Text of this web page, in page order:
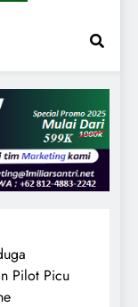
Pilot Picu